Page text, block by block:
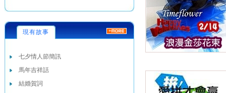
現有故事
七夕情人節簡訊
馬年吉祥話
結婚賀詞